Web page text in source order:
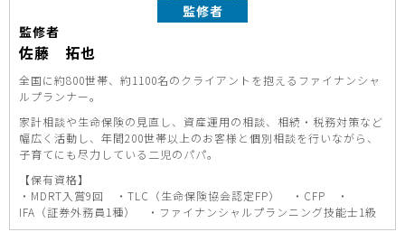
監修者
監修者
佐藤 拓也
全国に約800世帯、約1100名のクライアントを抱えるファイナンシャ
ルプランナー。
家計相談や生命保険の見直し、資産運用の相談、相続・税務対策など
幅広く活動し、年間200世帯以上のお客様と個別相談を行いながら、
子育てにも尽力している二児のパパ。
【保有資格】
・MDRT入賞9回 ・TLC（生命保険協会認定FP） ・CFP ・
IFA（証券外務員1種） ・ファイナンシャルプランニング技能士1級